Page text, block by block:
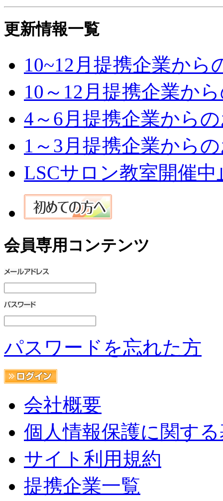
更新情報一覧
10~12月提携企業から
10～12月提携企業か
4～6月提携企業から
1～3月提携企業から
LSCサロン教室開催
会員専用コンテンツ
パスワードを忘れた方
会社概要
個人情報保護に関す
サイト利用規約
提携企業一覧